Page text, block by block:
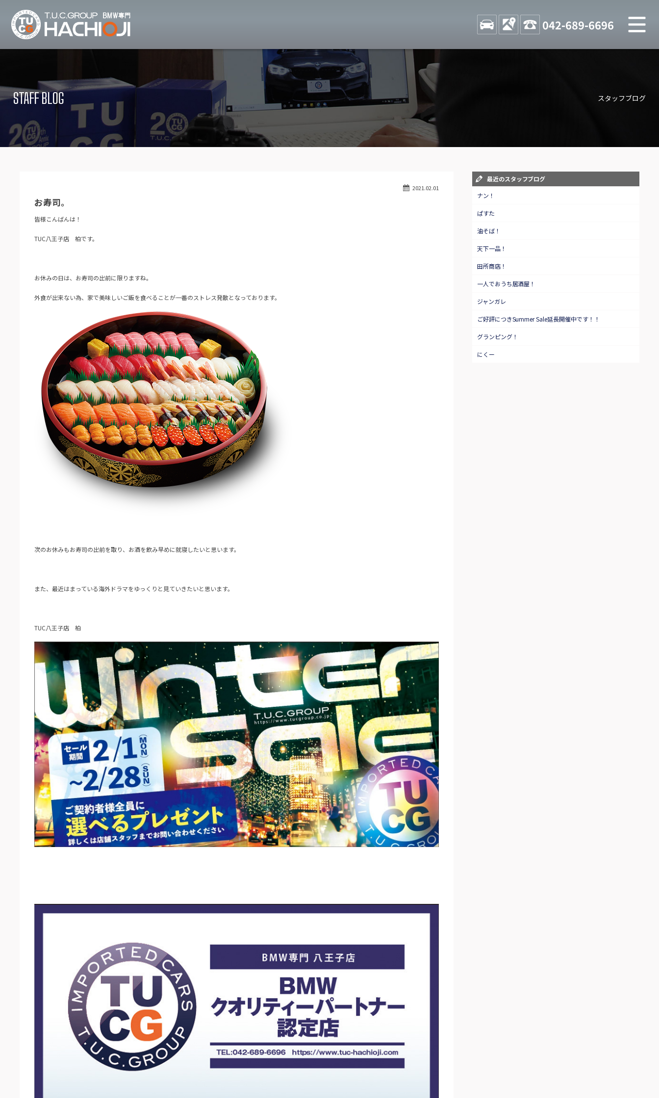
STOCK ACCESS 042-689-6696
目玉車両一覧
Features Stock list
保証＆サービス アクセスマップ 全国納車
Delivery service
特別作業について
Special service
オーダーサービス 買取無料査定
スタッフblog
Staff blog
会社概要
STAFF BLOG スタッフブログ
2021.02.01
お寿司。
皆様こんばんは！
TUC八王子店 柏です。
お休みの日は、お寿司の出前に限りますね。
外食が出来ない為、家で美味しいご飯を食べることが一番のストレス発散となっております。
次のお休みもお寿司の出前を取り、お酒を飲み早めに就寝したいと思います。
また、最近はまっている海外ドラマをゆっくりと見ていきたいと思います。
TUC八王子店 柏
最近のスタッフブログ
ナン！
ぱすた
油そば！
天下一品！
田所商店！
一人でおうち居酒屋！
ジャンガレ
ご好評につきSummer Sale延長開催中です！！
グランピング！
にくー